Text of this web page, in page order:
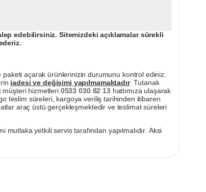
edebilirsiniz. Sitemizdeki açıklamalar sürekli
açarak ürünlerinizin durumunu kontrol ediniz.
iadesi ve değişimi yapılmamaktadır. Tutanak
müşteri hizmetleri 0533 030 82 13hattımıza ulaşarak
teslim süreleri, kargoya veriliş tarihinden itibaren
araç üstü gerçekleşmektedir ve teslimat süreleri
mutlaka yetkili servis tarafından yapılmalıdır. Aksi